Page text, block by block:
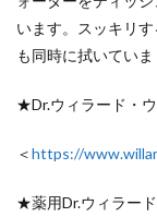
います。スッキリ
も同時に拭いていま
★Dr.ウィラード・
＜https://
★薬用Dr.ウィラー